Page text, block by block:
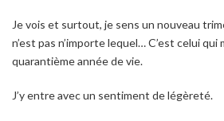
Je vois et surtout, je sens un nouveau
n’est pas n’importe lequel… C’est celui qui
quarantième année de vie.
J’y entre avec un sentiment de légèreté.